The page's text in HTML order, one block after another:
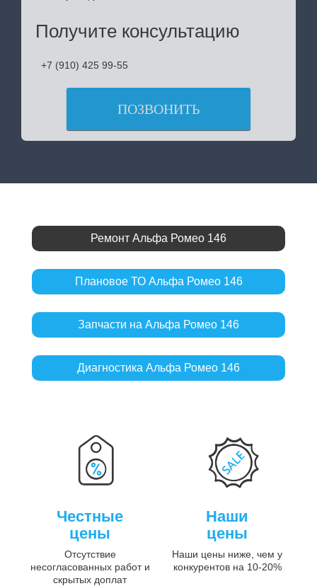
Получите консультацию
+7 (910) 425 99-55
ПОЗВОНИТЬ
Ремонт Альфа Ромео 146
Плановое ТО Альфа Ромео 146
Запчасти на Альфа Ромео 146
Диагностика Альфа Ромео 146
Честные
цены
Отсутствие
несогласованных работ и
скрытых доплат
Наши
цены
Наши цены ниже, чем у
конкурентов на 10-20%